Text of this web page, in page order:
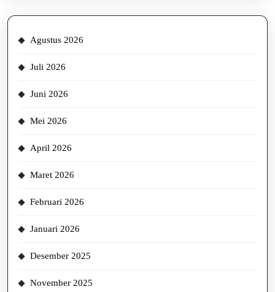
Agustus 2026
Juli 2026
Juni 2026
Mei 2026
April 2026
Maret 2026
Februari 2026
Januari 2026
Desember 2025
November 2025